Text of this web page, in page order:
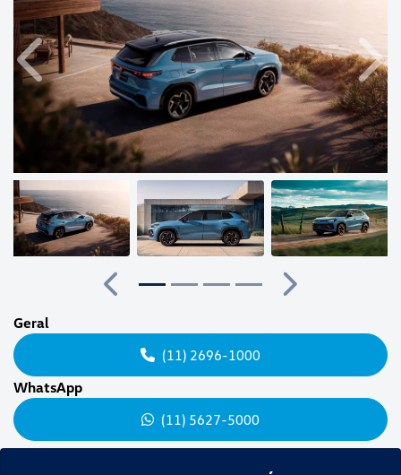
Anterior
Anterior
Próximo
Geral
(11) 2696-1000
WhatsApp
(11) 5627-5000